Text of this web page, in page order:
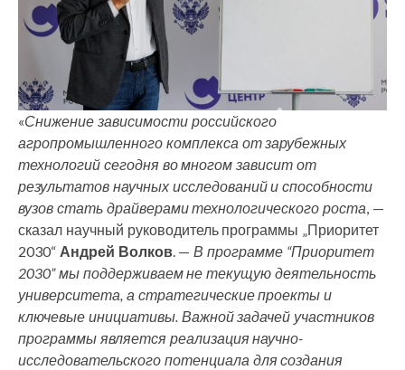
«Снижение зависимости российского
агропромышленного комплекса от зарубежных
технологий сегодня во многом зависит от
результатов научных исследований и способности
вузов стать драйверами технологического роста, —
сказал научный руководитель программы „Приоритет
2030“ Андрей Волков. —В программе “Приоритет
2030” мы поддерживаем не текущую деятельность
университета, а стратегические проекты и
ключевые инициативы. Важной задачей участников
программы является реализация научно-
исследовательского потенциала для создания